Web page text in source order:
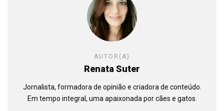
AUTOR(A)
Renata Suter
Jornalista, formadora de opinião e criadora de conteúdo.
Em tempo integral, uma apaixonada por cães e gatos.